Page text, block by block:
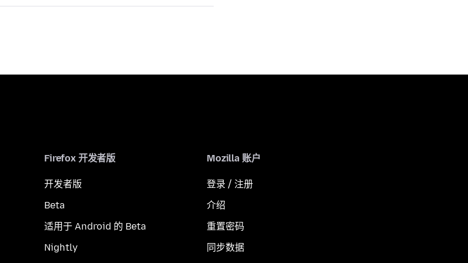
Firefox 开发者版
开发者版
Beta
适用于 Android 的 Beta
Nightly
Mozilla 账户
登录 / 注册
介绍
重置密码
同步数据